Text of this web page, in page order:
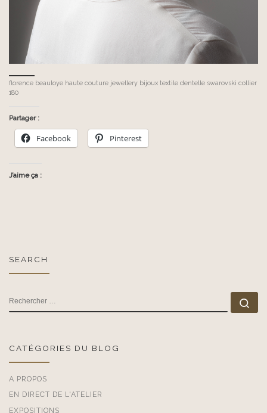
florence beauloye haute couture jewellery bijoux textile dentelle swarovski collier
180
Partager :
Facebook Pinterest
J’aime ça :
SEARCH
RECHERCHER
CATÉGORIES DU BLOG
A PROPOS
EN DIRECT DE L'ATELIER
EXPOSITIONS